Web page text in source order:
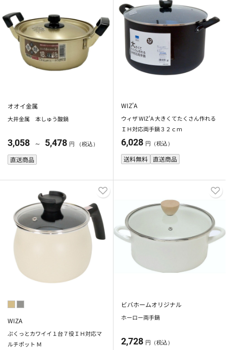
オオイ金属
大井金属 本しゅう酸鍋
3,058 ～ 5,478 円 （税込）
直送商品
WIZ'A
ウィザ WIZ'A 大きくてたくさん作れる
ＩＨ対応両手鍋３２ｃｍ
6,028 円（税込）
送料無料 直送商品
WIZA
ぷくっとカワイイ１台７役ＩＨ対応マ
ルチポット Ｍ
ビバホームオリジナル
ホーロー両手鍋
2,728 円（税込）